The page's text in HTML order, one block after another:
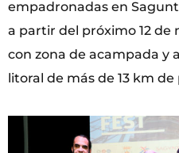
empadronadas en
a partir del próximo 12 de
con zona de acampada y
litoral de más de 13 km de